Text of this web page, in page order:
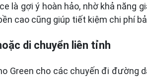
là gợi ý hoàn hảo, nhờ khả
cao cũng giúp tiết kiệm chi phí
di chuyển liên tỉnh
Green cho các chuyến đi đường